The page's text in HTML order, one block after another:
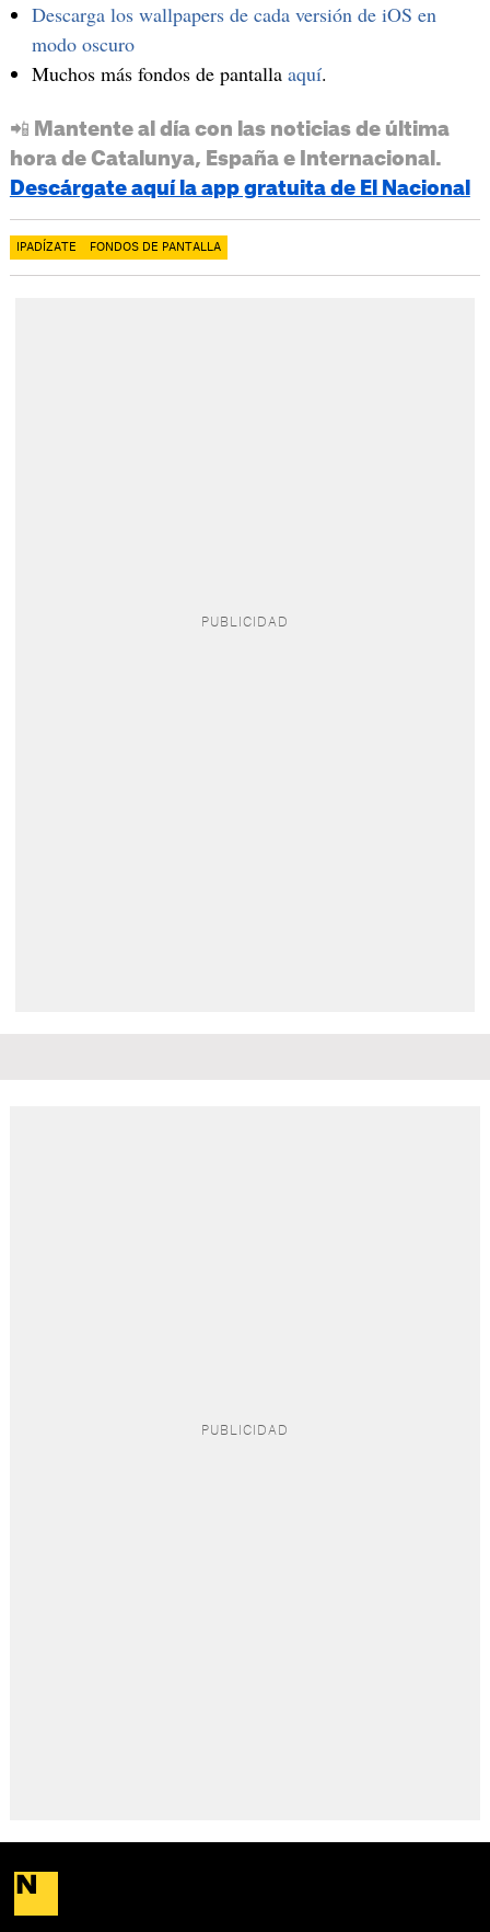
Descarga los wallpapers de cada versión de iOS en
modo oscuro
Muchos más fondos de pantalla aquí.
📲 Mantente al día con las noticias de última
hora de Catalunya, España e Internacional.
Descárgate aquí la app gratuita de El Nacional
IPADÍZATE FONDOS DE PANTALLA